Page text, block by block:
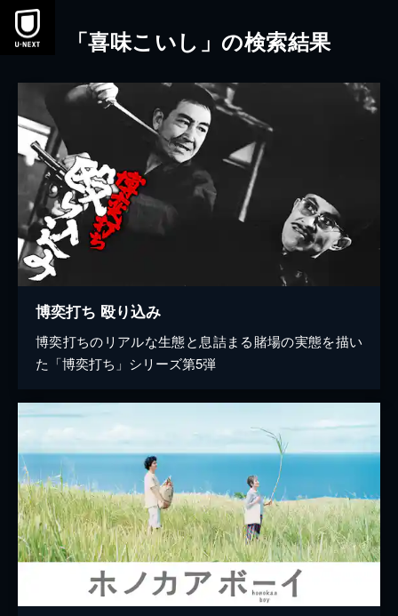
本文へスキップ
「喜味こいし」の検索結果
博奕打ち 殴り込み
博奕打ちのリアルな生態と息詰まる賭場の実態を描い
た「博奕打ち」シリーズ第5弾